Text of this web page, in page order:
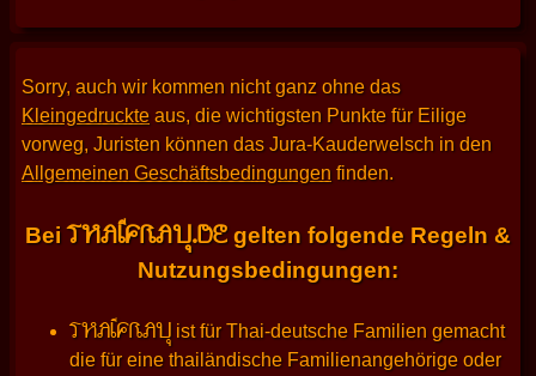
Sorry, auch wir kommen nicht ganz ohne das
Kleingedruckte aus, die wichtigsten Punkte für Eilige
vorweg, Juristen können das Jura-Kauderwelsch in den
Allgemeinen Geschäftsbedingungen finden.
BeiTHAIFRAU.DEgelten folgende Regeln &
Nutzungsbedingungen:
THAIFRAU ist für Thai-deutsche Familien gemacht
die für eine thailändische Familienangehörige oder